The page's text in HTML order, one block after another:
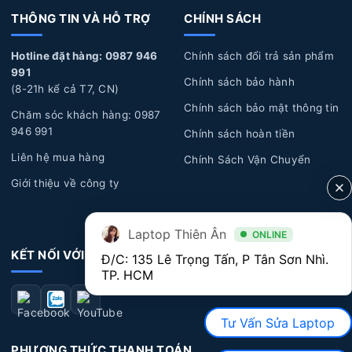
bong tróc, ẩm ướt, đổ nước, cà phê hoặc chất lỏng khác
chảy vào bàn phím, gây hỏng và không hoạt động đúng
cách.
Lỗi kỹ thuật:Một số lỗi kỹ thuật từ nhà sản xuất có
thể xuất hiện sau một thời gian sử dụng dài, dẫn đến các
vấn đề về bàn phím như: chạm phím, liệt phím, bong
tróc nút phím...
Dấu hiệu nhận biết Bàn Phím Laptop Lenovo bị
Bàn phím không hoạt động:Một số phím không
nhận diện hoặc không hoạt động khi bạn bấm vào phím.
Điều này có thể xuất hiện ở một số phím cụ thể hoặc
toàn bộ bàn phím.
: Bàn phím bị kẹt khi gõ một phím
THÔNG TIN VÀ HỖ TRỢ
Hotline đặt hàng: 0987 946
991
(8-21h kể cả T7, CN)
Chăm sóc khách hàng: 0987
946 991
Liên hệ mua hàng
Giới thiệu về công ty
CHÍNH SÁCH
Chính sách đổi trả sản phẩm
Chính sách bảo hành
Chính sách bảo mật thông tin
Chính sách hoàn tiền
Chính Sách Vận Chuyển
KẾT NỐI VỚI CHÚNG TÔI
Laptop Thiên Ân ONLINE
Đ/C: 135 Lê Trọng Tấn, P Tân Sơn Nhì.
TP. HCM
Tư Vấn Sửa Laptop